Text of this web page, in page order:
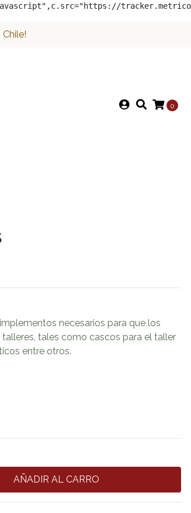
0
necesarios para que los
tales como cascos para el taller
entre otros.